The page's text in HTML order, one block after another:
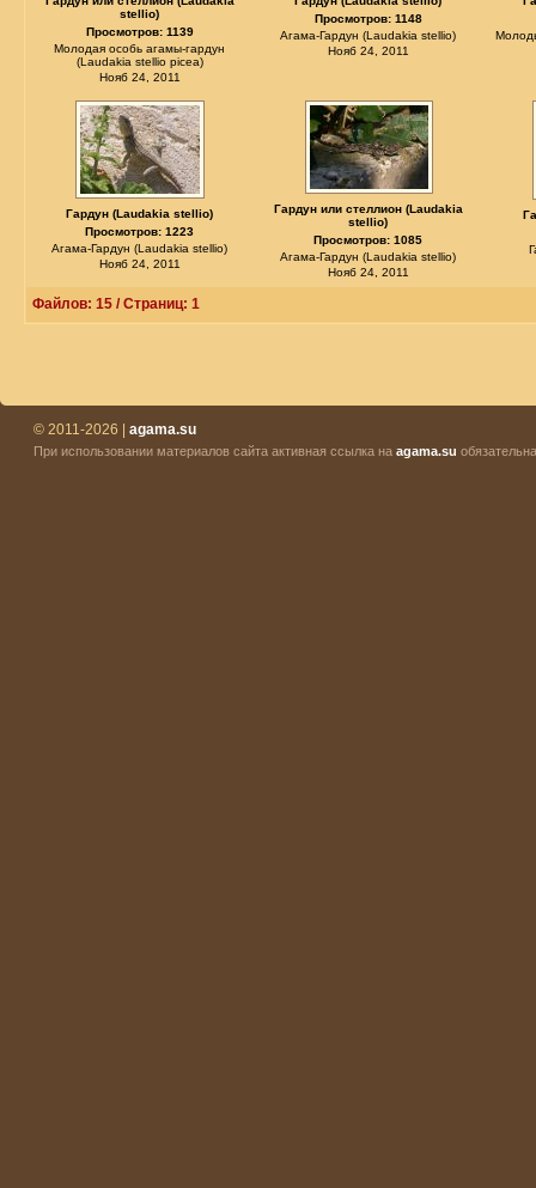
stellio)
Просмотров: 1139
Молодая особь агамы-гардун
(Laudakia stellio picea)
Нояб 24, 2011
Просмотров: 1148
Агама-Гардун (Laudakia stellio)
Нояб 24, 2011
Гардун (Laudakia stellio)
Просмотров: 1223
Агама-Гардун (Laudakia stellio)
Нояб 24, 2011
Гардун или стеллион (Laudakia
stellio)
Просмотров: 1085
Агама-Гардун (Laudakia stellio)
Нояб 24, 2011
Файлов: 15 / Страниц: 1
© 2011-2026 | agama.su
При использовании материалов сайта активная ссылка на agama.su